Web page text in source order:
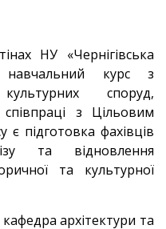
НУ «Чернігівська
навчальний курс з
споруд,
з Цільовим
підготовка фахівців
та відновлення
та культурної
архітектури та